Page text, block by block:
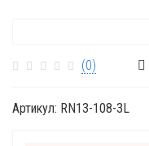
(0)
Артикул: RN13-108-3L